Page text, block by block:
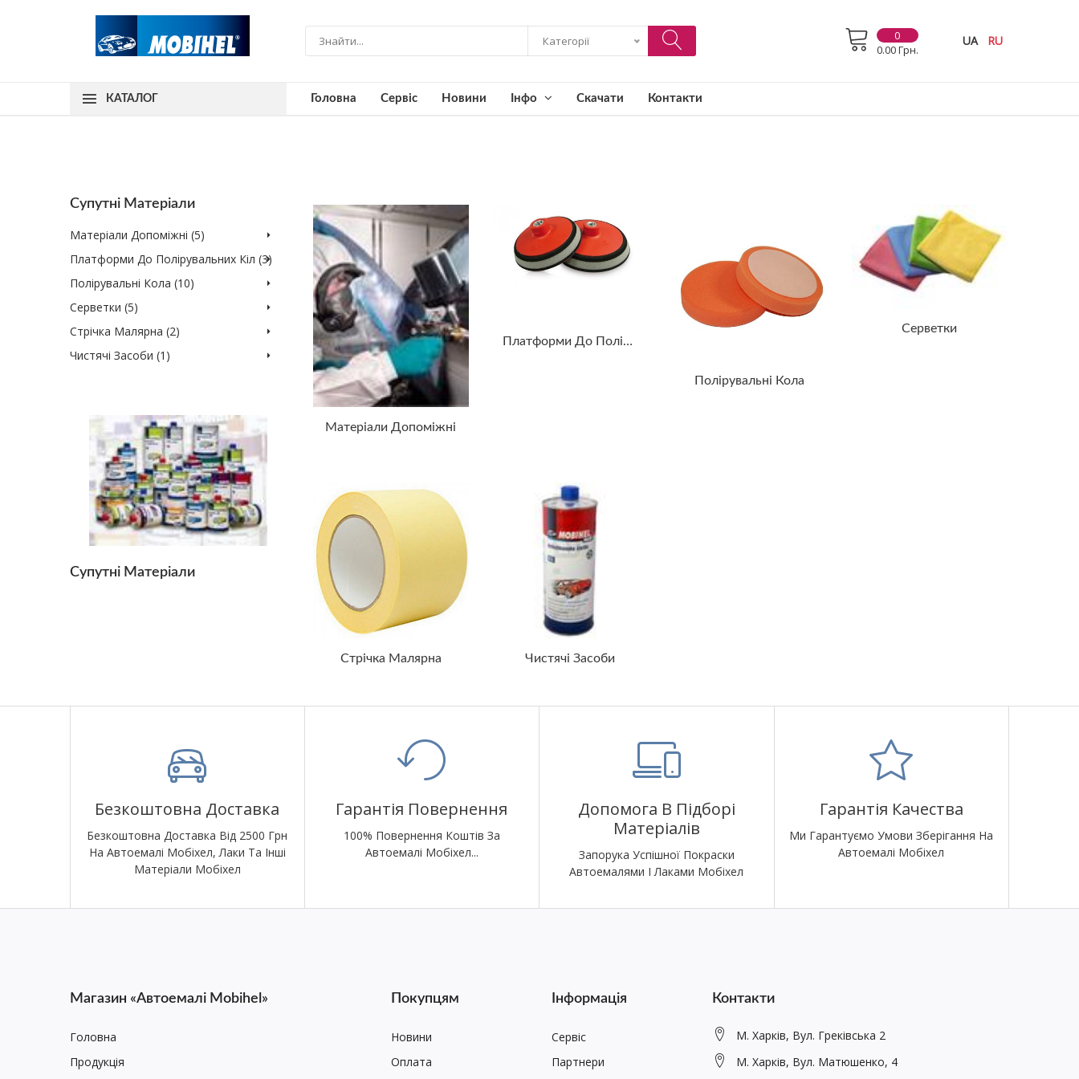
Категорії
0
0.00 Грн.
UA RU
КАТАЛОГ Головна Сервіс Новини Інфо Скачати Контакти
Супутні Матеріали
Матеріали Допоміжні (5)
Платформи До Полірувальних Кіл (3)
Полірувальні Кола (10)
Серветки (5)
Стрічка Малярна (2)
Чистячі Засоби (1)
Супутні Матеріали
Матеріали Допоміжні
Платформи До Полірувальних Кіл
Полірувальні Кола
Серветки
Стрічка Малярна Чистячі Засоби
Безкоштовна Доставка
Безкоштовна Доставка Від 2500 Грн
На Автоемалі Мобіхел, Лаки Та Інші
Матеріали Мобіхел
Гарантія Повернення
100% Повернення Коштів За
Автоемалі Мобіхел...
Допомога В Підборі
Матеріалів
Запорука Успішної Покраски
Автоемалями І Лаками Мобіхел
Гарантія Качества
Ми Гарантуємо Умови Зберігання На
Автоемалі Мобіхел
Магазин «Автоемалі Mobihel»
Головна
Продукція
Покупцям
Новини
Оплата
Інформація
Сервіс
Партнери
Контакти
М. Харків, Вул. Греківська 2
М. Харків, Вул. Матюшенко, 4